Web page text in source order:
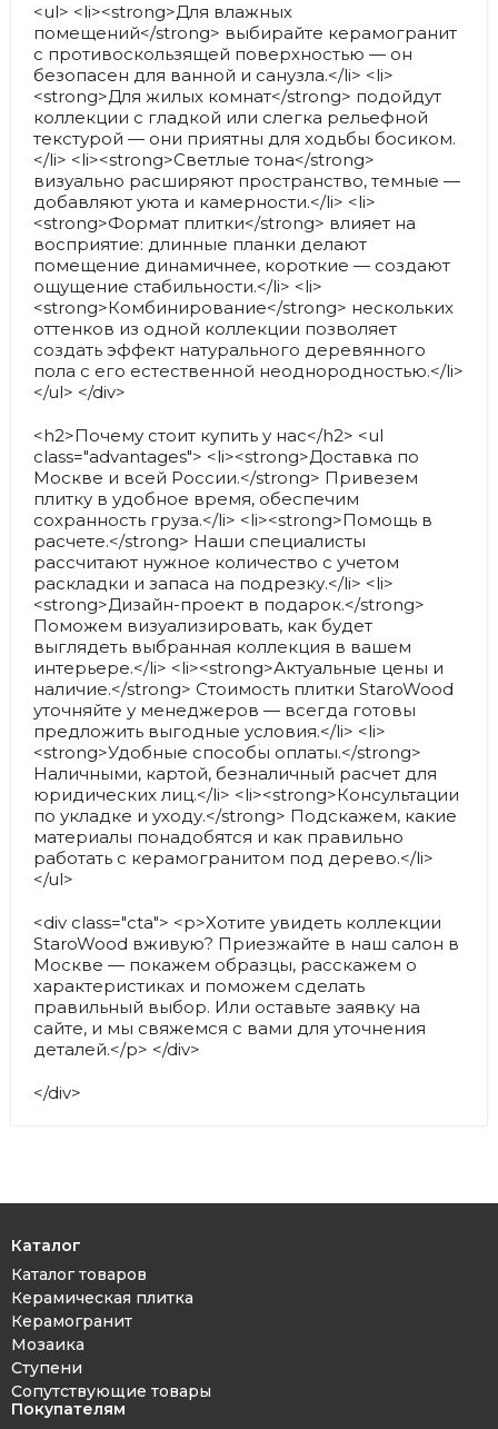
<ul> <li><strong>Для влажных
помещений</strong> выбирайте керамогранит
с противоскользящей поверхностью — он
безопасен для ванной и санузла.</li> <li>
<strong>Для жилых комнат</strong> подойдут
коллекции с гладкой или слегка рельефной
текстурой — они приятны для ходьбы босиком.
</li> <li><strong>Светлые тона</strong>
визуально расширяют пространство, темные —
добавляют уюта и камерности.</li> <li>
<strong>Формат плитки</strong> влияет на
восприятие: длинные планки делают
помещение динамичнее, короткие — создают
ощущение стабильности.</li> <li>
<strong>Комбинирование</strong> нескольких
оттенков из одной коллекции позволяет
создать эффект натурального деревянного
пола с его естественной неоднородностью.</li>
</ul> </div>
<h2>Почему стоит купить у нас</h2> <ul
class="advantages"> <li><strong>Доставка по
Москве и всей России.</strong> Привезем
плитку в удобное время, обеспечим
сохранность груза.</li> <li><strong>Помощь в
расчете.</strong> Наши специалисты
рассчитают нужное количество с учетом
раскладки и запаса на подрезку.</li> <li>
<strong>Дизайн-проект в подарок.</strong>
Поможем визуализировать, как будет
выглядеть выбранная коллекция в вашем
интерьере.</li> <li><strong>Актуальные цены и
наличие.</strong> Стоимость плитки StaroWood
уточняйте у менеджеров — всегда готовы
предложить выгодные условия.</li> <li>
<strong>Удобные способы оплаты.</strong>
Наличными, картой, безналичный расчет для
юридических лиц.</li> <li><strong>Консультации
по укладке и уходу.</strong> Подскажем, какие
материалы понадобятся и как правильно
работать с керамогранитом под дерево.</li>
</ul>
<div class="cta"> <p>Хотите увидеть коллекции
StaroWood вживую? Приезжайте в наш салон в
Москве — покажем образцы, расскажем о
характеристиках и поможем сделать
правильный выбор. Или оставьте заявку на
сайте, и мы свяжемся с вами для уточнения
деталей.</p> </div>
</div>
Каталог
Каталог товаров
Керамическая плитка
Керамогранит
Мозаика
Ступени
Сопутствующие товары
Покупателям